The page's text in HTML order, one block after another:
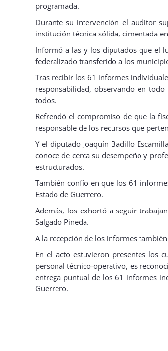
programada.
Durante su intervención el auditor
institución técnica sólida, cimentada
Informó a las y los diputados que el
federalizado transferido a los
Tras recibir los 61 informes
responsabilidad, observando en
todos.
Refrendó el compromiso de que la
responsable de los recursos que
Y el diputado Joaquín Badillo
conoce de cerca su desempeño y
estructurados.
También confío en que los 61
Estado de Guerrero.
Además, los exhortó a seguir
Salgado Pineda.
A la recepción de los informes
En el acto estuvieron presentes los
personal técnico-operativo, es
entrega puntual de los 61 informes
Guerrero.